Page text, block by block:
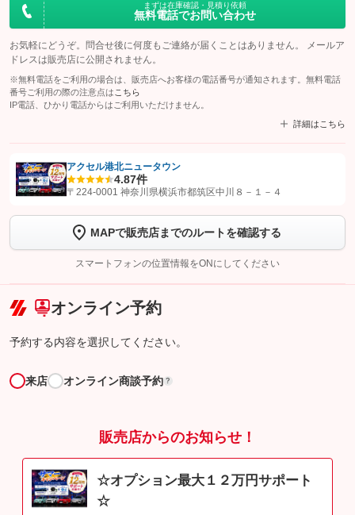
まずは在庫確認・見積り依頼
無料電話でお問い合わせ
お気軽にどうぞ。問合せ後に何度もご連絡が届くことはありません。 メールア
ドレスは販売店に公開されません。
※無料電話をご利用の場合は、販売店へお客様の電話番号が通知されます。無料電話
番号ご利用の際の注意点は こちら
IP電話、ひかり電話からはご利用いただけません。
詳細はこちら
【STEP1】認証画面でグーネットを友だち追加してから「許可する」ボタンを押
トーク画面で
ボタンをタップして問い合わせを
完了してください。
こちら
アクセル港北ニュータウン
4.87件
〒224-0001 神奈川県横浜市都筑区中川８－１－４
MAPで販売店までのルートを確認する
スマートフォンの位置情報をONにしてください
オンライン予約
予約する内容を選択してください。
来店 オンライン商談予約 ?
販売店からのお知らせ！
☆オプション最大１２万円サポート
☆